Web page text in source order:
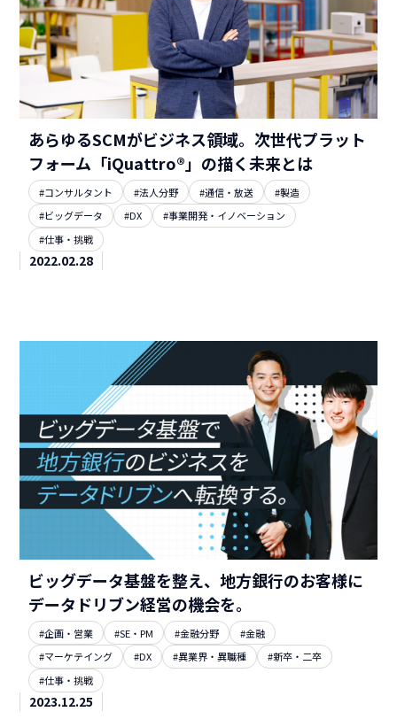
あらゆるSCMがビジネス領域。次世代プラット
フォーム「iQuattro®」の描く未来とは
#コンサルタント #法人分野 #通信・放送
#製造
#ビッグデータ
#DX
#事業開発・イノベーション
#仕事・挑戦
2022.02.28
ビッグデータ基盤を整え、地方銀行のお客様に
データドリブン経営の機会を。
#企画・営業 #SE・PM #金融分野
#金融
#マーケテイング
#DX #異業界・異職種
#新卒・二卒
#仕事・挑戦
2023.12.25